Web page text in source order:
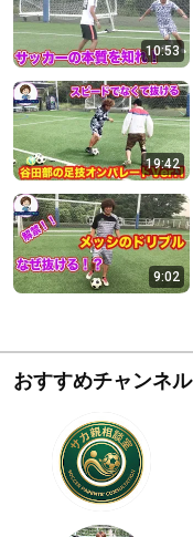
10:53
19:42
9:02
おすすめチャンネル